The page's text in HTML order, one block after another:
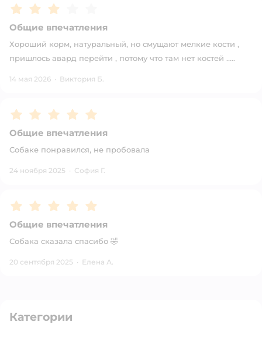
Рейтинг:3
Общие впечатления
Хороший корм, натуральный, но смущают мелкие кости ,
пришлось авард перейти , потому что там нет костей …..
14 мая 2026 · Виктория Б.
Рейтинг:5
Общие впечатления
Собаке понравился, не пробовала
24 ноября 2025 · София Г.
Рейтинг:5
Общие впечатления
Собака сказала спасибо 🤣
20 сентября 2025 · Елена А.
Категории